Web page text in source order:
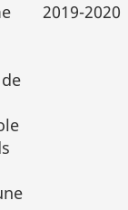
2019-2020